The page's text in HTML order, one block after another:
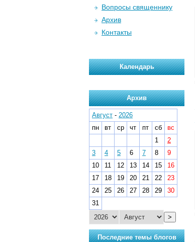
Вопросы священнику
Архив
Контакты
Календарь
Архив
Август - 2026
пн
вт ср чт пт сб
вс
1
2
3
4 5 6 7 8
9
10
11 12 13 14 15
16
17
18 19 20 21 22
23
24
25 26 27 28 29
30
31
>
Последние темы блогов